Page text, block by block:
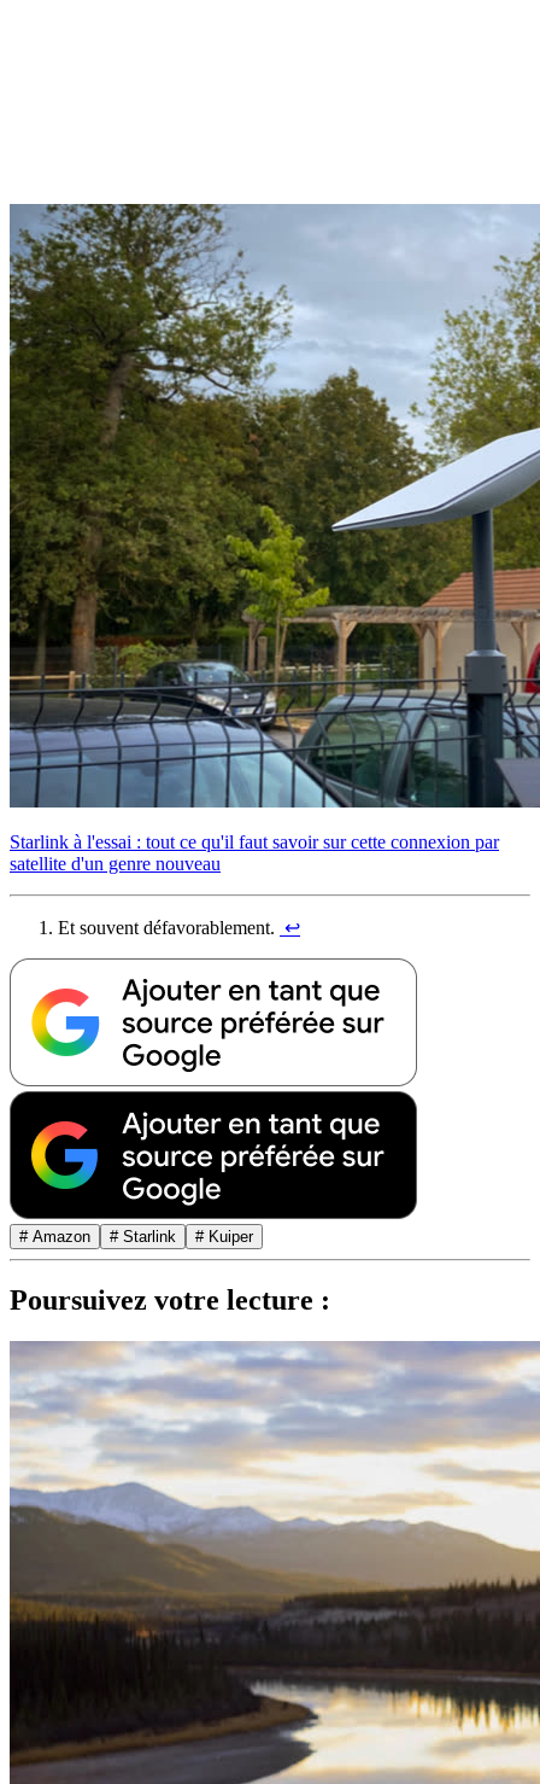
Starlink à l'essai : tout ce qu'il faut savoir sur cette connexion par
satellite d'un genre nouveau
Et souvent défavorablement. ↩︎
# Amazon # Starlink # Kuiper
Poursuivez votre lecture :